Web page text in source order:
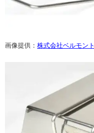
画像提供： 株式会社ベルモント